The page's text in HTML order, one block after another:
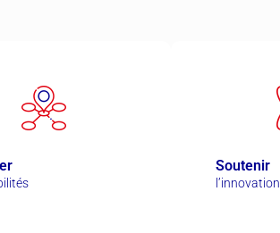
Soutenir
l’innovation